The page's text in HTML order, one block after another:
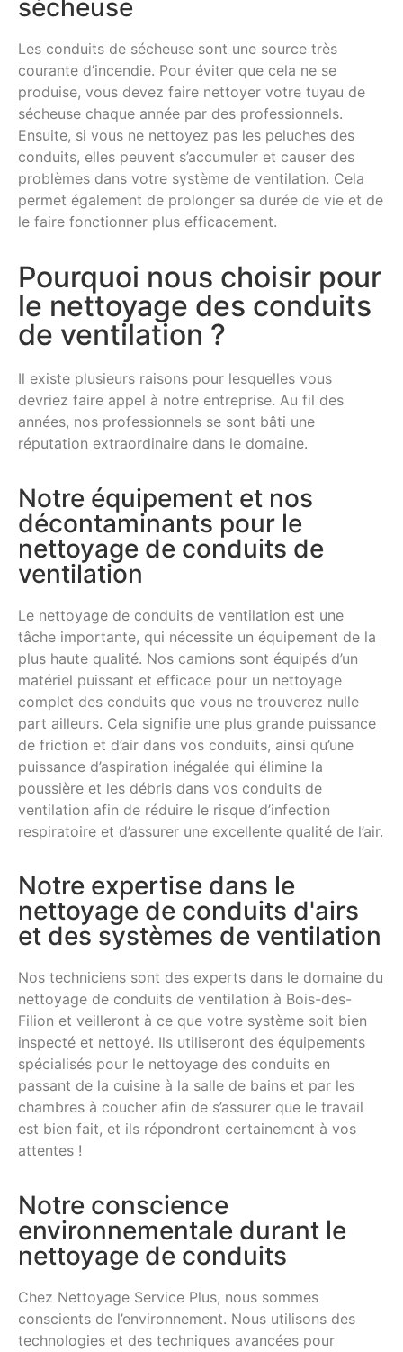
sécheuse
Les conduits de sécheuse sont une source très
courante d’incendie. Pour éviter que cela ne se
produise, vous devez faire nettoyer votre tuyau de
sécheuse chaque année par des professionnels.
Ensuite, si vous ne nettoyez pas les peluches des
conduits, elles peuvent s’accumuler et causer des
problèmes dans votre système de ventilation. Cela
permet également de prolonger sa durée de vie et de
le faire fonctionner plus efficacement.
Pourquoi nous choisir pour
le nettoyage des conduits
de ventilation ?
Il existe plusieurs raisons pour lesquelles vous
devriez faire appel à notre entreprise. Au fil des
années, nos professionnels se sont bâti une
réputation extraordinaire dans le domaine.
Notre équipement et nos
décontaminants pour le
nettoyage de conduits de
ventilation
Le nettoyage de conduits de ventilation est une
tâche importante, qui nécessite un équipement de la
plus haute qualité. Nos camions sont équipés d’un
matériel puissant et efficace pour un nettoyage
complet des conduits que vous ne trouverez nulle
part ailleurs. Cela signifie une plus grande puissance
de friction et d’air dans vos conduits, ainsi qu’une
puissance d’aspiration inégalée qui élimine la
poussière et les débris dans vos conduits de
ventilation afin de réduire le risque d’infection
respiratoire et d’assurer une excellente qualité de l’air.
Notre expertise dans le
nettoyage de conduits d'airs
et des systèmes de ventilation
Nos techniciens sont des experts dans le domaine du
nettoyage de conduits de ventilation à Bois-des-
Filion et veilleront à ce que votre système soit bien
inspecté et nettoyé. Ils utiliseront des équipements
spécialisés pour le nettoyage des conduits en
passant de la cuisine à la salle de bains et par les
chambres à coucher afin de s’assurer que le travail
est bien fait, et ils répondront certainement à vos
attentes !
Notre conscience
environnementale durant le
nettoyage de conduits
Chez Nettoyage Service Plus, nous sommes
conscients de l’environnement. Nous utilisons des
technologies et des techniques avancées pour